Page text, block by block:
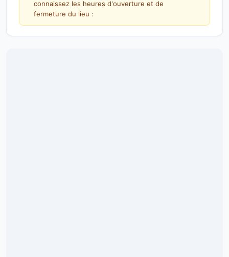
connaissez les heures d'ouverture et de
fermeture du lieu :